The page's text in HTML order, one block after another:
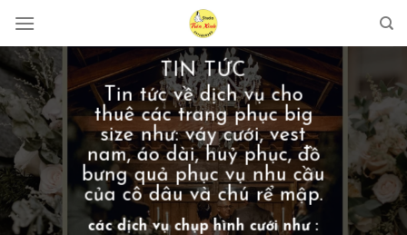
content
TIN TỨC
Tin tức về dịch vụ cho
thuê các trang phục big
size như: váy cưới, vest
nam, áo dài, huỷ phục, đồ
bưng quả phục vụ nhu cầu
của cô dâu và chú rể mập.
các dịch vụ chụp hình cưới như :